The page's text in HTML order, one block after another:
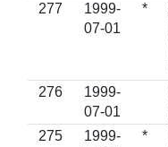
277
1999-
07-01
*
276
1999-
07-01
275
1999-
*